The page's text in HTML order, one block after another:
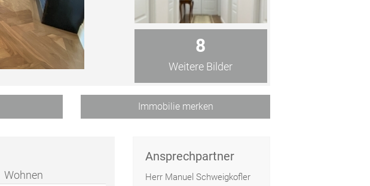
8
Weitere Bilder
Immobilie merken
Wohnen
Ansprechpartner
Herr Manuel Schweigkofler